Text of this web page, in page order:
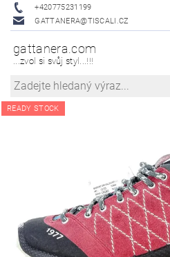
+420775231199
GATTANERA@TISCALI.CZ
gattanera.com
...zvol si svůj styl...!!!
READY STOCK